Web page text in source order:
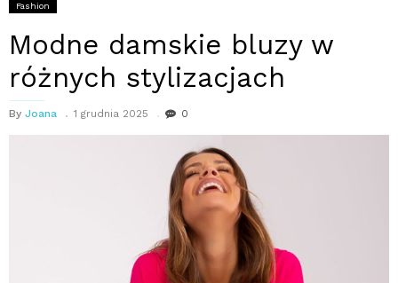
Fashion
Modne damskie bluzy w
różnych stylizacjach
By Joana 1 grudnia 2025 0